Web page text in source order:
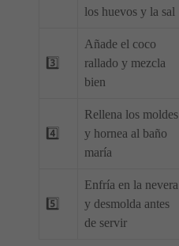
los huevos y la sal
3️⃣
Añade el coco
rallado y mezcla
bien
4️⃣
Rellena los moldes
y hornea al baño
maría
5️⃣
Enfría en la nevera
y desmolda antes
de servir